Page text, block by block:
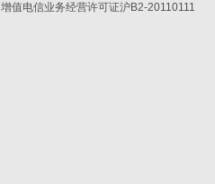
增值电信业务经营许可证沪B2-20110111